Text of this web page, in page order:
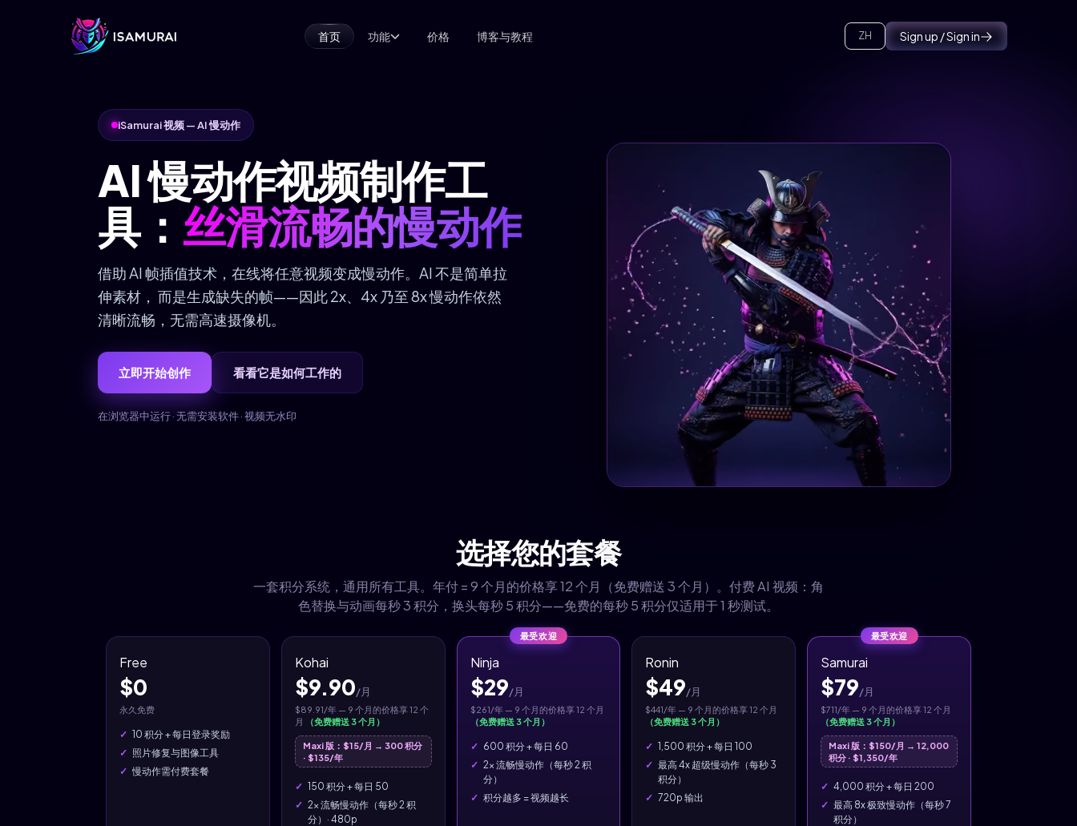
首页 功能 价格 博客与教程 ZH Sign up / Sign in
iSamurai 视频 — AI 慢动作
AI 慢动作视频制作工
具： 丝滑流畅的慢动作
借助 AI 帧插值技术，在线将任意视频变成慢动作。AI 不是简单拉
伸素材， 而是生成缺失的帧——因此 2x、4x 乃至 8x 慢动作依然
清晰流畅，无需高速摄像机。
立即开始创作 看看它是如何工作的
在浏览器中运行 · 无需安装软件 · 视频无水印
选择您的套餐
一套积分系统，通用所有工具。年付 = 9 个月的价格享 12 个月（免费赠送 3 个月）。付费 AI 视频：角
色替换与动画每秒 3 积分，换头每秒 5 积分——免费的每秒 5 积分仅适用于 1 秒测试。
Free
$0
永久免费
10 积分 + 每日登录奖励
照片修复与图像工具
慢动作需付费套餐
Kohai
$9.90/月
$89.91/年 — 9 个月的价格享 12 个
月
（免费赠送 3 个月）
Maxi 版：$15/月 → 300 积分
· $135/年
150 积分 + 每日 50
2x 流畅慢动作（每秒 2 积
分）· 480p
最受欢迎
Ninja
$29/月
$261/年 — 9 个月的价格享 12 个月
（免费赠送 3 个月）
600 积分 + 每日 60
2x 流畅慢动作（每秒 2 积
分）
积分越多 = 视频越长
Ronin
$49/月
$441/年 — 9 个月的价格享 12 个月
（免费赠送 3 个月）
1,500 积分 + 每日 100
最高 4x 超级慢动作（每秒 3
积分）
720p 输出
最受欢迎
Samurai
$79/月
$711/年 — 9 个月的价格享 12 个月
（免费赠送 3 个月）
Maxi 版：$150/月 → 12,000
积分 · $1,350/年
4,000 积分 + 每日 200
最高 8x 极致慢动作（每秒 7
积分）